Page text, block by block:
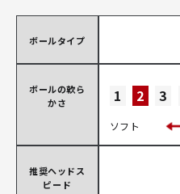
ボールタイプ
ボールの軟ら
かさ
1 2 3
ソフト
推奨ヘッドス
ピード